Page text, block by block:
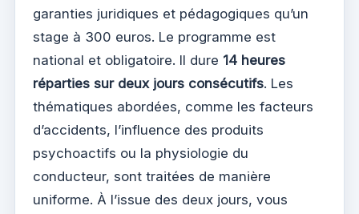
garanties juridiques et pédagogiques qu’un
stage à 300 euros. Le programme est
national et obligatoire. Il dure 14 heures
réparties sur deux jours consécutifs. Les
thématiques abordées, comme les facteurs
d’accidents, l’influence des produits
psychoactifs ou la physiologie du
conducteur, sont traitées de manière
uniforme. À l’issue des deux jours, vous